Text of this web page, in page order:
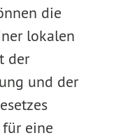
die
lokalen
der
und der
eine